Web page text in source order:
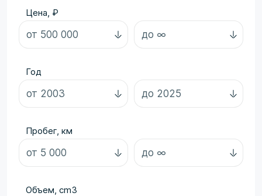
Цена, ₽
Год
Пробег, км
Объем, cm3